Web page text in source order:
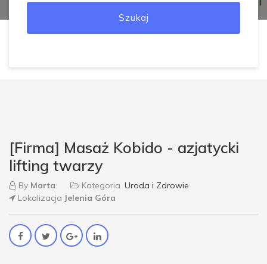
Szukaj
[Firma] Masaż Kobido - azjatycki
lifting twarzy
By Marta Kategoria Uroda i Zdrowie
Lokalizacja Jelenia Góra